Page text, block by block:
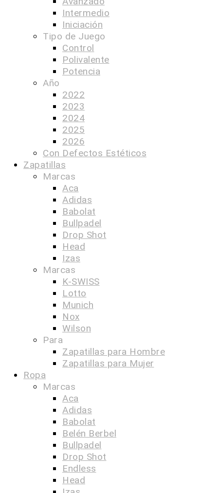
Intermedio
Iniciación
Tipo de Juego
Control
Polivalente
Potencia
Año
2022
2023
2024
2025
2026
Con Defectos Estéticos
Zapatillas
Marcas
Aca
Adidas
Babolat
Bullpadel
Drop Shot
Head
Izas
Marcas
K-SWISS
Lotto
Munich
Nox
Wilson
Para
Zapatillas para Hombre
Zapatillas para Mujer
Ropa
Marcas
Aca
Adidas
Babolat
Belén Berbel
Bullpadel
Drop Shot
Endless
Head